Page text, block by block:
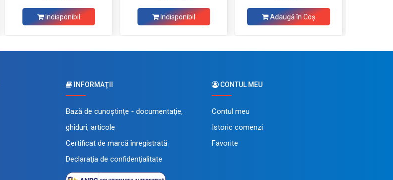
Indisponibil Indisponibil Adaugă în Coş
INFORMAŢII
Bază de cunoştinţe - documentaţie,
ghiduri, articole
Certificat de marcă înregistrată
Declaraţia de confidenţialitate
CONTUL MEU
Contul meu
Istoric comenzi
Favorite